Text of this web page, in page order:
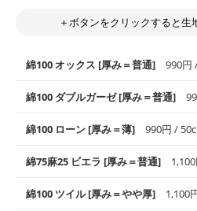
＋ボタンをクリックすると生
綿100 オックス [厚み＝普通] 990円
使いやすさNo.1！しなやかさと適度
高さがオックス生地の特徴です。当
般にお使いいただけます。
※レッスンバッグ、上履き袋などの通
綿100 ダブルガーゼ [厚み＝普通]
柔らかくふんわりとした肌触りが特
チなど直接肌に触れるアイテムに最
す。
綿100 ローン [厚み＝薄] 990円 /
上質で薄手の平織りの生地です。軽
良さが魅力。透け感があるので、涼
綿75麻25 ビエラ [厚み＝普通] 1,100
綿100 ツイル [厚み＝やや厚] 1,100